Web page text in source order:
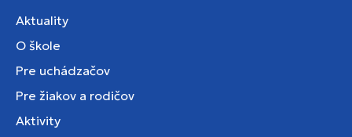
Aktuality
O škole
Pre uchádzačov
Pre žiakov a rodičov
Aktivity